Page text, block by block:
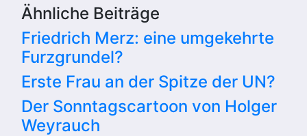
Ähnliche Beiträge
Friedrich Merz: eine umgekehrte
Furzgrundel?
Erste Frau an der Spitze der UN?
Der Sonntagscartoon von Holger
Weyrauch